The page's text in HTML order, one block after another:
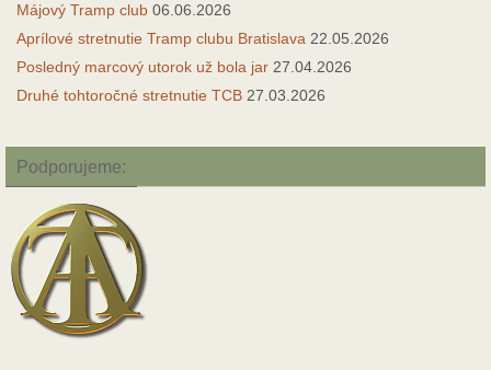
Májový Tramp club 06.06.2026
Aprílové stretnutie Tramp clubu Bratislava 22.05.2026
Posledný marcový utorok už bola jar 27.04.2026
Druhé tohtoročné stretnutie TCB 27.03.2026
Podporujeme: